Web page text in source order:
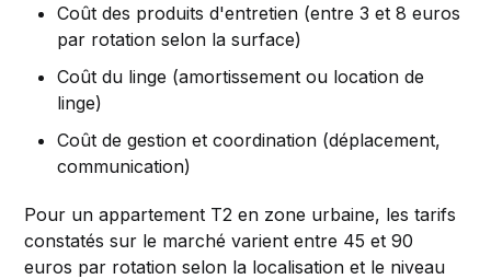
Coût des produits d'entretien (entre 3 et 8 euros
par rotation selon la surface)
Coût du linge (amortissement ou location de
linge)
Coût de gestion et coordination (déplacement,
communication)
Pour un appartement T2 en zone urbaine, les tarifs
constatés sur le marché varient entre 45 et 90
euros par rotation selon la localisation et le niveau